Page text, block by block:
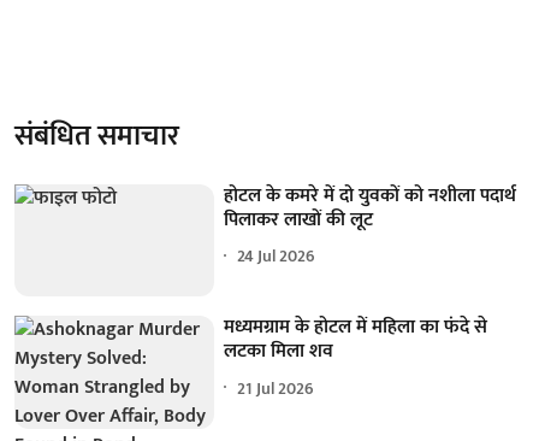
संबंधित समाचार
होटल के कमरे में दो युवकों को नशीला पदार्थ
पिलाकर लाखों की लूट
24 Jul 2026
मध्यमग्राम के होटल में महिला का फंदे से
लटका मिला शव
21 Jul 2026